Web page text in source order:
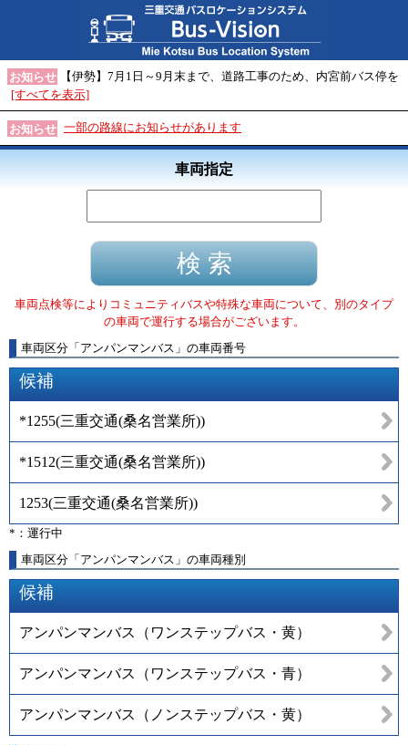
お知らせ
【伊勢】7月1日～9月末まで、道路工事のため、内宮前バス停を
[すべてを表示]
お知らせ 一部の路線にお知らせがあります
車両指定
車両点検等によりコミュニティバスや特殊な車両について、別のタイプ
の車両で運行する場合がございます。
車両区分 「 アンパンマンバス 」 の車両番号
候補
*1255(三重交通(桑名営業所))
*1512(三重交通(桑名営業所))
1253(三重交通(桑名営業所))
*：運行中
車両区分「アンパンマンバス」の車両種別
候補
アンパンマンバス（ワンステップバス・黄）
アンパンマンバス（ワンステップバス・青）
アンパンマンバス（ノンステップバス・黄）